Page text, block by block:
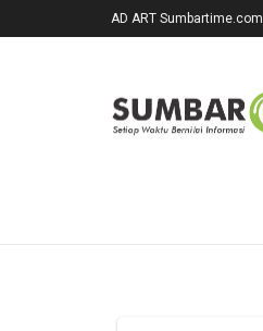
AD ART Sumbartime.com